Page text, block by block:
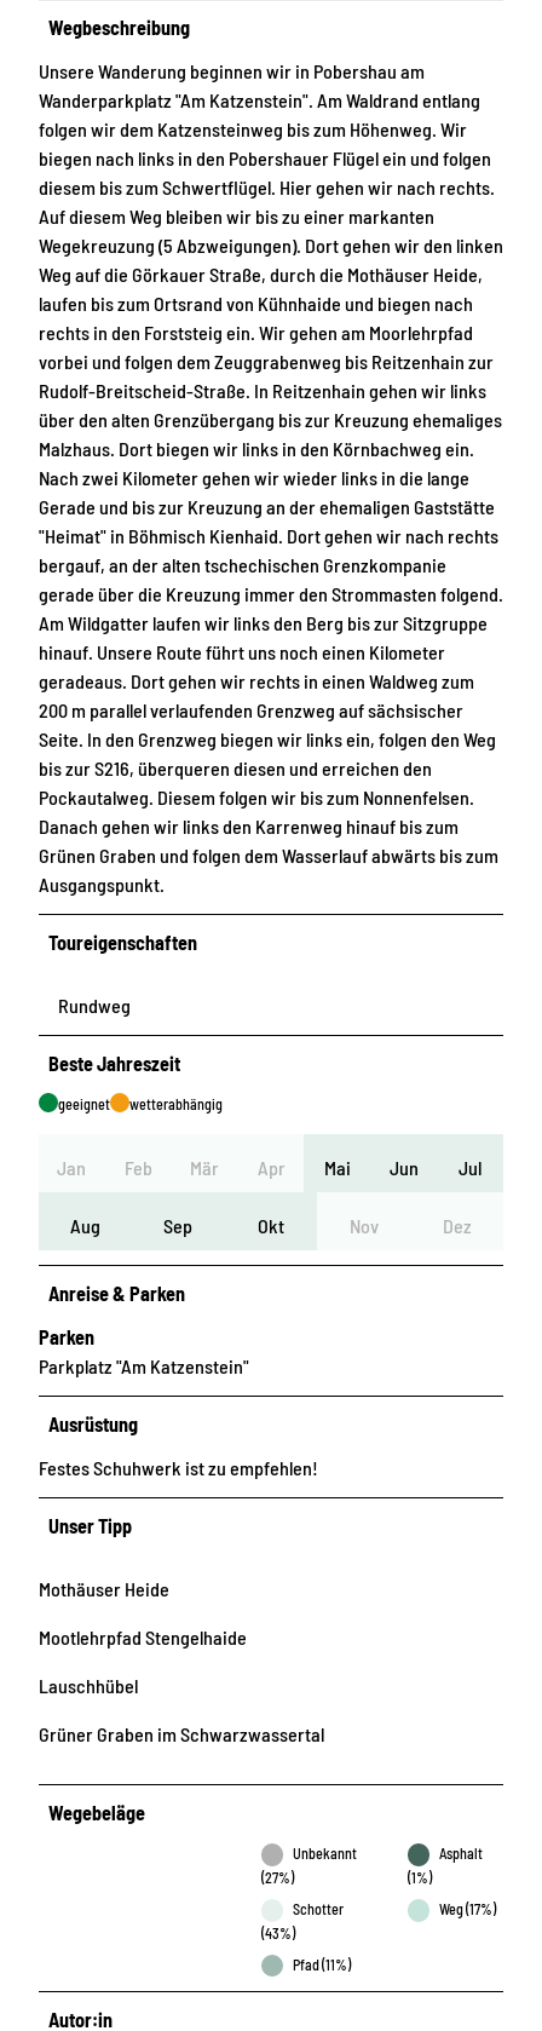
Wegbeschreibung
Unsere Wanderung beginnen wir in Pobershau am
Wanderparkplatz "Am Katzenstein". Am Waldrand entlang
folgen wir dem Katzensteinweg bis zum Höhenweg. Wir
biegen nach links in den Pobershauer Flügel ein und folgen
diesem bis zum Schwertflügel. Hier gehen wir nach rechts.
Auf diesem Weg bleiben wir bis zu einer markanten
Wegekreuzung (5 Abzweigungen). Dort gehen wir den linken
Weg auf die Görkauer Straße, durch die Mothäuser Heide,
laufen bis zum Ortsrand von Kühnhaide und biegen nach
rechts in den Forststeig ein. Wir gehen am Moorlehrpfad
vorbei und folgen dem Zeuggrabenweg bis Reitzenhain zur
Rudolf-Breitscheid-Straße. In Reitzenhain gehen wir links
über den alten Grenzübergang bis zur Kreuzung ehemaliges
Malzhaus. Dort biegen wir links in den Körnbachweg ein.
Nach zwei Kilometer gehen wir wieder links in die lange
Gerade und bis zur Kreuzung an der ehemaligen Gaststätte
"Heimat" in Böhmisch Kienhaid. Dort gehen wir nach rechts
bergauf, an der alten tschechischen Grenzkompanie
gerade über die Kreuzung immer den Strommasten folgend.
Am Wildgatter laufen wir links den Berg bis zur Sitzgruppe
hinauf. Unsere Route führt uns noch einen Kilometer
geradeaus. Dort gehen wir rechts in einen Waldweg zum
200 m parallel verlaufenden Grenzweg auf sächsischer
Seite. In den Grenzweg biegen wir links ein, folgen den Weg
bis zur S216, überqueren diesen und erreichen den
Pockautalweg. Diesem folgen wir bis zum Nonnenfelsen.
Danach gehen wir links den Karrenweg hinauf bis zum
Grünen Graben und folgen dem Wasserlauf abwärts bis zum
Ausgangspunkt.
Toureigenschaften
Rundweg
Beste Jahreszeit
geeignet wetterabhängig
Jan Feb Mär Apr Mai Jun Jul
Aug Sep Okt Nov Dez
Anreise & Parken
Parken
Parkplatz "Am Katzenstein"
Ausrüstung
Festes Schuhwerk ist zu empfehlen!
Unser Tipp
Mothäuser Heide
Mootlehrpfad Stengelhaide
Lauschhübel
Grüner Graben im Schwarzwassertal
Wegebeläge
Unbekannt
(27%)
Asphalt
(1%)
Schotter
(43%)
Weg (17%)
Pfad (11%)
Autor:in